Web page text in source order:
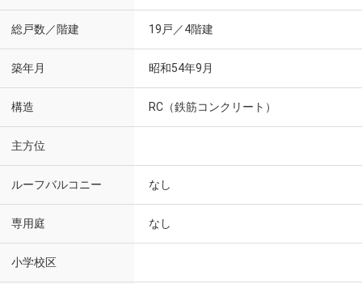
総戸数／階建 19戸／4階建
築年月 昭和54年9月
構造 RC（鉄筋コンクリート）
主方位
ルーフバルコニー なし
専用庭 なし
小学校区